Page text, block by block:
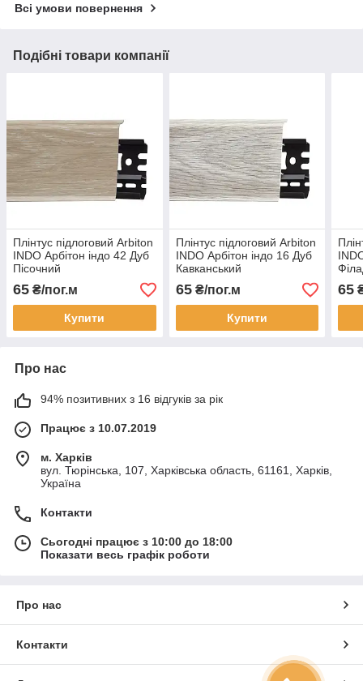
Всі умови повернення
Подібні товари компанії
Плінтус підлоговий Arbiton
INDO Арбітон індо 42 Дуб
Пісочний
65 ₴/пог.м
Купити
Плінтус підлоговий Arbiton
INDO Арбітон індо 16 Дуб
Кавканський
65₴/пог.м
Купити
65
Про нас
94% позитивних з 16 відгуків за рік
Працює з 10.07.2019
м. Харків
вул. Тюрінська, 107, Харківська область, 61161, Харків,
Україна
Контакти
Сьогодні працює з 10:00 до 18:00
Показати весь графік роботи
Про нас
Контакти